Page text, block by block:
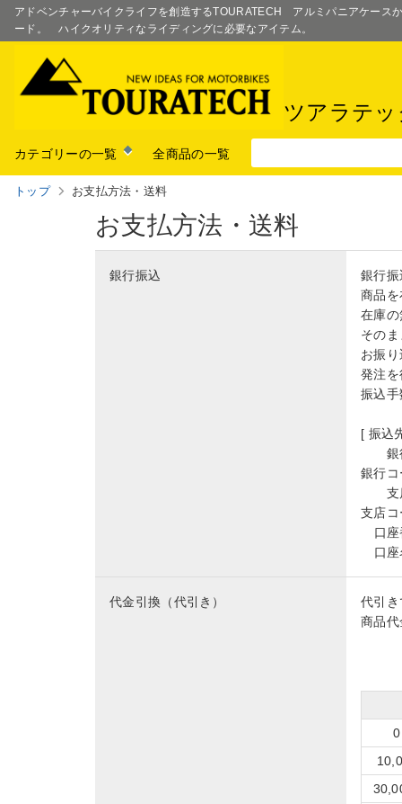
アドベンチャーバイクライフを創造するTOURATECH アルミパニアケース
ード。 ハイクオリティなライディングに必要なアイテム。
ツアラテ
カテゴリーの一覧 全商品の一覧
トップ お支払方法・送料
お支払方法・送料
銀行振込
銀行
商品
在庫
その
お振
発注
振込
[ 振込
銀
銀行
支
支店
口
口
代金引換（代引き）
代引
商品